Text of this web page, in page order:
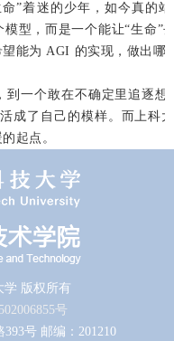
”着迷的少年，如今真的
型，而是一个能让“生命”
能为 AGI 的实现，做出哪
到一个敢在不确定里追逐
成了自己的模样。而上
起点。
学 版权所有
号
号 邮编：201210